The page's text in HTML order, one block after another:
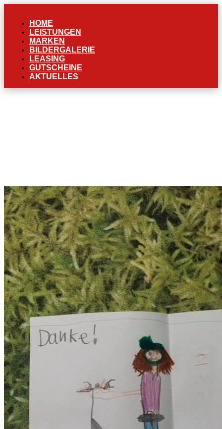
HOME
LEISTUNGEN
MARKEN
BILDERGALERIE
LEASING
GUTSCHEINE
AKTUELLES